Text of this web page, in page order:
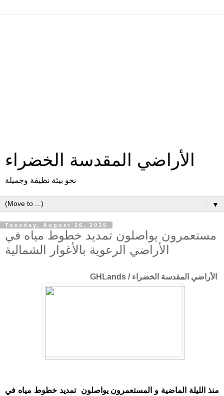
الأراضي المقدسة الخضراء
نحو بيئة نظيفة وجميلة
▼
Tuesday, August 26, 2025
مستعمرون يواصلون تمديد خطوط مياه في
الأراضي الرعوية بالأغوار الشمالية
الأراضي المقدسة الخضراء / GHLands
منذ الليلة الماضية و المستعمرون يواصلون تمديد خطوط مياه في